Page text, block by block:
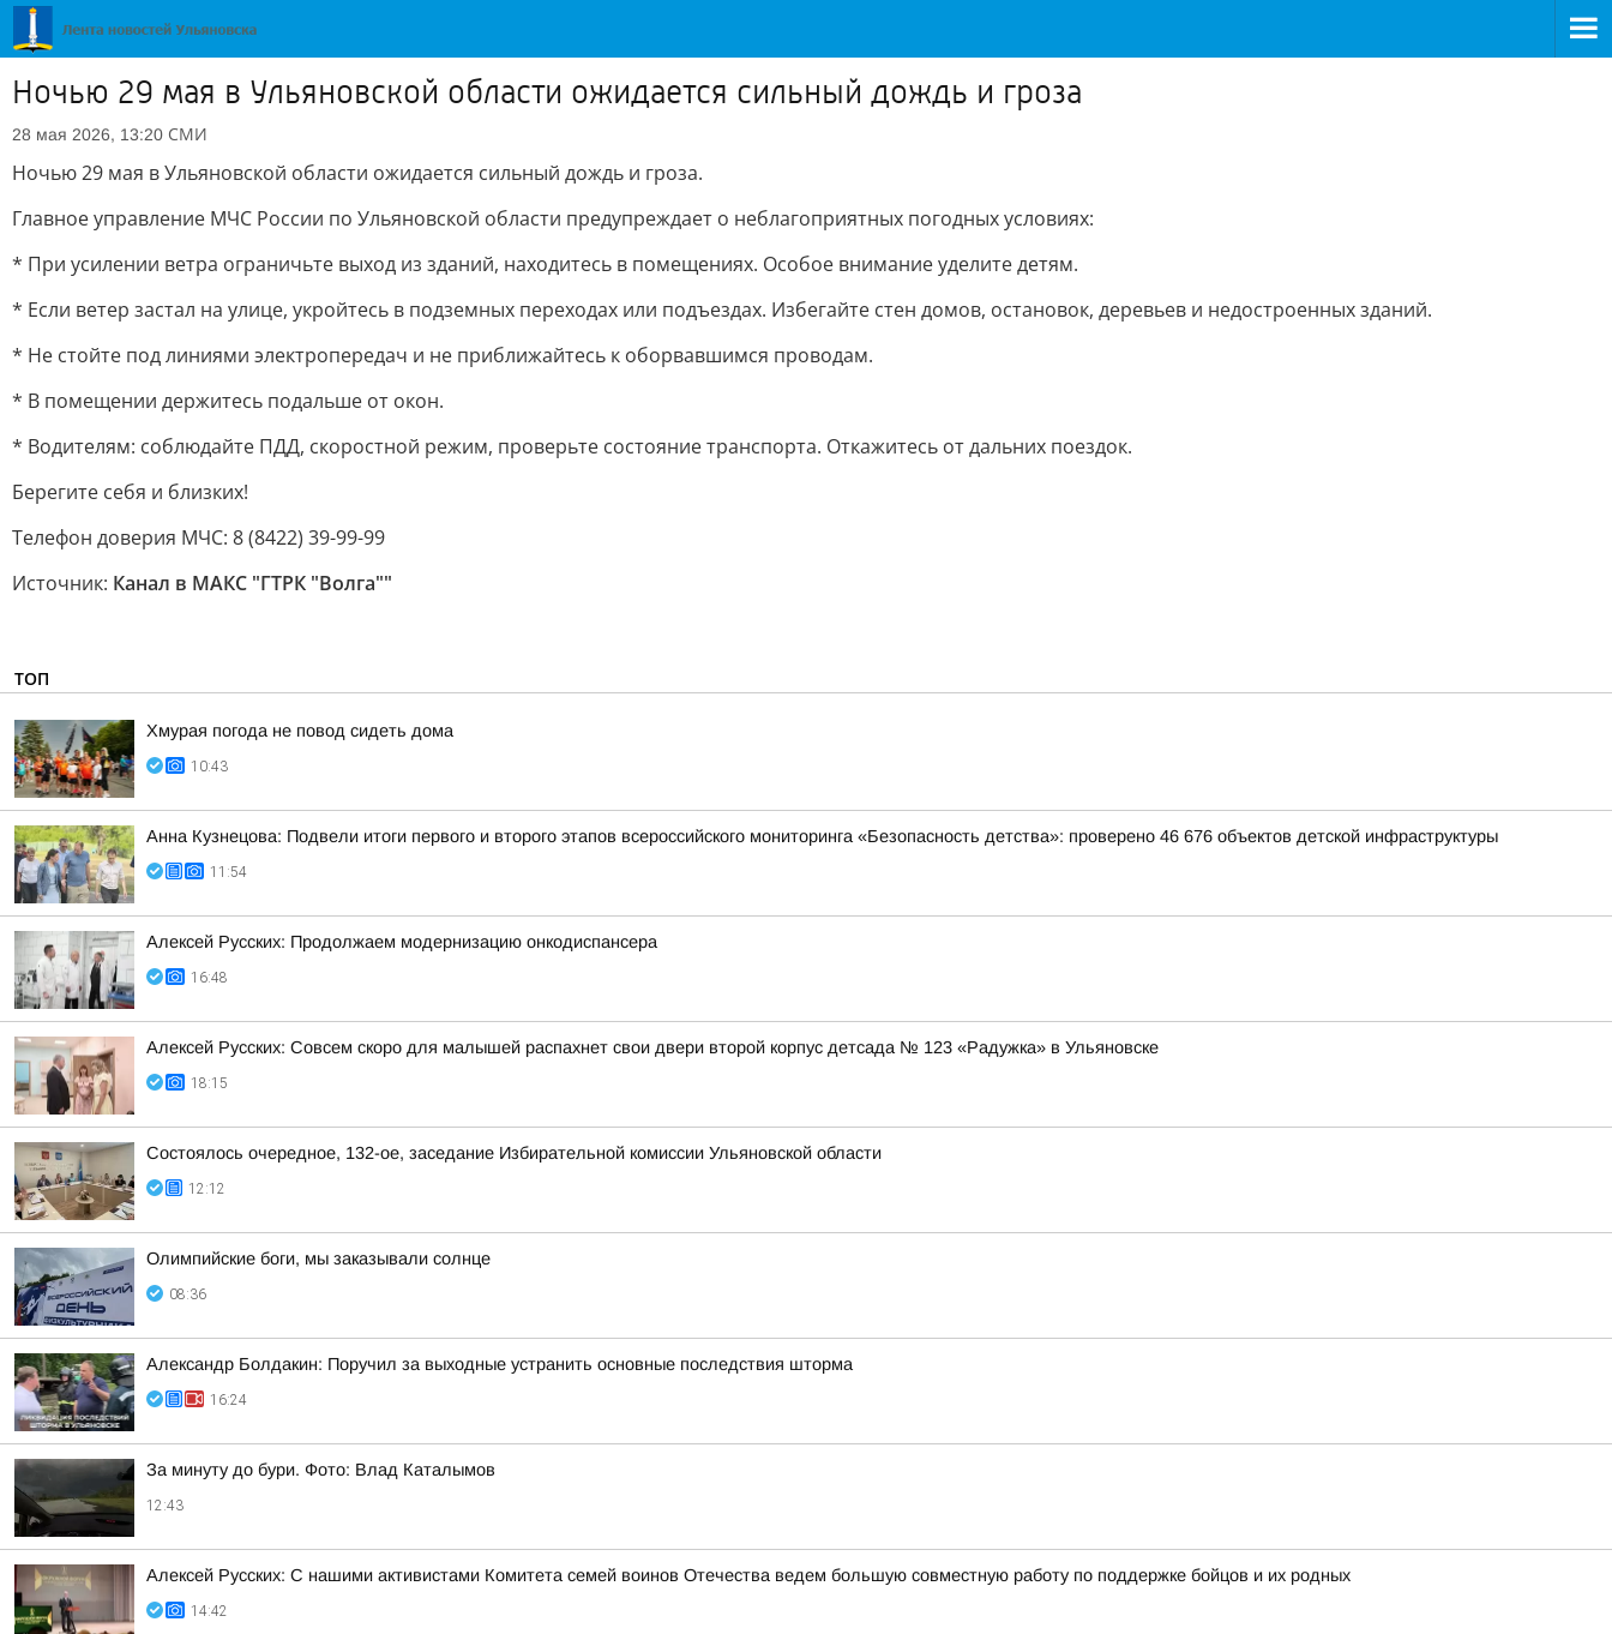
Ночью 29 мая в Ульяновской области ожидается сильный дождь и гроза
28 мая 2026, 13:20 СМИ
Ночью 29 мая в Ульяновской области ожидается сильный дождь и гроза.
Главное управление МЧС России по Ульяновской области предупреждает о неблагоприятных погодных условиях:
* При усилении ветра ограничьте выход из зданий, находитесь в помещениях. Особое внимание уделите детям.
* Если ветер застал на улице, укройтесь в подземных переходах или подъездах. Избегайте стен домов, остановок, деревьев и недостроенных зданий.
* Не стойте под линиями электропередач и не приближайтесь к оборвавшимся проводам.
* В помещении держитесь подальше от окон.
* Водителям: соблюдайте ПДД, скоростной режим, проверьте состояние транспорта. Откажитесь от дальних поездок.
Берегите себя и близких!
Телефон доверия МЧС: 8 (8422) 39-99-99
Источник: Канал в МАКС "ГТРК "Волга""
ТОП
Хмурая погода не повод сидеть дома
10:43
Анна Кузнецова: Подвели итоги первого и второго этапов всероссийского мониторинга «Безопасность детства»: проверено 46 676 объектов детской инфраструктуры
11:54
Алексей Русских: Продолжаем модернизацию онкодиспансера
16:48
Алексей Русских: Совсем скоро для малышей распахнет свои двери второй корпус детсада № 123 «Радужка» в Ульяновске
18:15
Состоялось очередное, 132-ое, заседание Избирательной комиссии Ульяновской области
12:12
Олимпийские боги, мы заказывали солнце
08:36
Александр Болдакин: Поручил за выходные устранить основные последствия шторма
16:24
За минуту до бури. Фото: Влад Каталымов
12:43
Алексей Русских: С нашими активистами Комитета семей воинов Отечества ведем большую совместную работу по поддержке бойцов и их родных
14:42